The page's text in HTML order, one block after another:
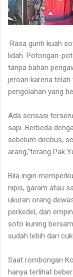
Rasa gurih kuah
lidah. Potongan-
tanpa bahan
jeroan karena
pengolahan yang
Ada sensasi
sapi. Berbeda
sebelum direbus,
arang,”terang Pak
Bila ingin
nipis, garam atau
ukuran orang
perkedel, dan
soto kuning
sudah lebih dari
Saat rombongan
hanya terlihat